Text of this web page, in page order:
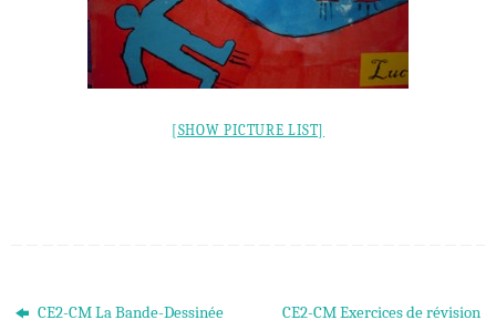
[SHOW PICTURE LIST]
CE2-CM La Bande-Dessinée
CE2-CM Exercices de révision